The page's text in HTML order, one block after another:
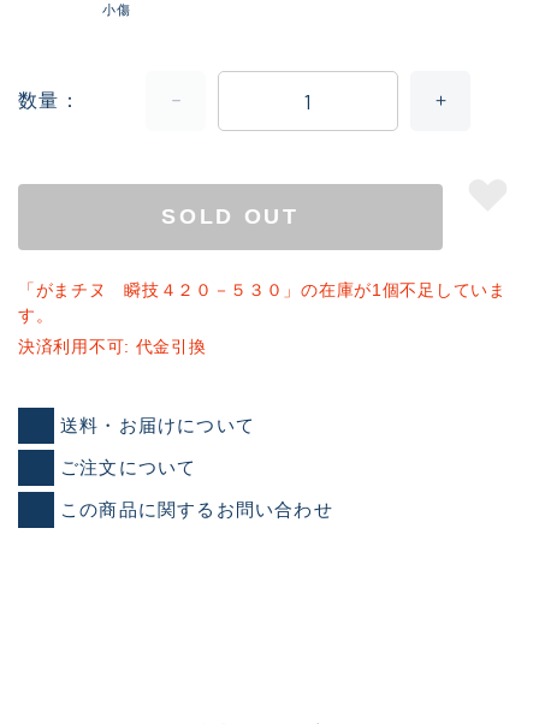
小傷
数量
SOLD OUT
「がまチヌ 瞬技４２０－５３０」の在庫が1個不足していま
す。
決済利用不可: 代金引換
送料・お届けについて
ご注文について
この商品に関するお問い合わせ